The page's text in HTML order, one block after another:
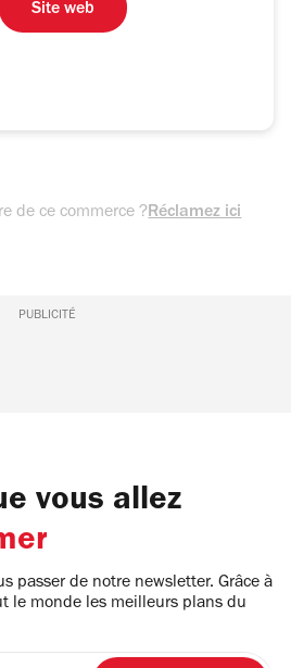
Site web
de ce commerce ?Réclamez ici
PUBLICITÉ
vous allez
passer de notre newsletter. Grâce à
le monde les meilleurs plans du